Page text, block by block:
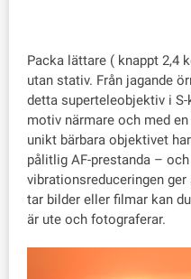
Packa lättare ( knappt 2,4
utan stativ. Från jagande
detta superteleobjektiv i
motiv närmare och med
unikt bärbara objektivet
pålitlig AF-prestanda –
vibrationsreduceringen
tar bilder eller filmar kan
är ute och fotograferar.